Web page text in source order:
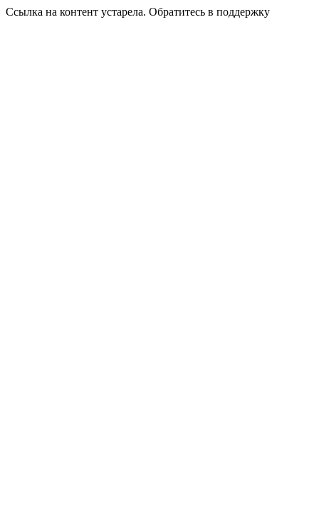
Ссылка на контент устарела. Обратитесь в поддержку